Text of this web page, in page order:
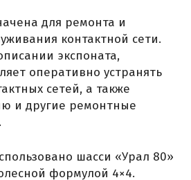
для ремонта и
контактной сети.
экспоната,
оперативно устранять
сетей, а также
и другие ремонтные
шасси «Урал 80»
формулой 4×4.